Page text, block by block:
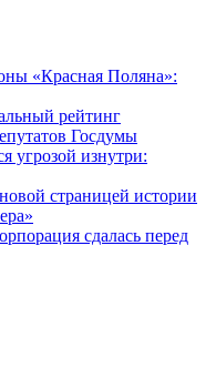
«Красная Поляна»:
рейтинг
Госдумы
угрозой изнутри:
страницей истории
сдалась перед